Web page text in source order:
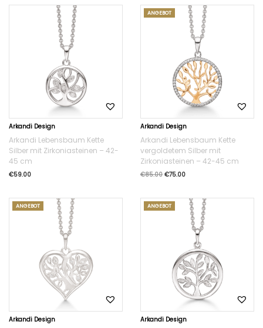
Arkandi Design
Arkandi Lebensbaum Kette
Silber mit Zirkoniasteinen – 42-
45 cm
€59.00
ANGEBOT
Arkandi Design
Arkandi Lebensbaum Kette
vergoldetem Silber mit
Zirkoniasteinen – 42-45 cm
€85.00 €75.00
ANGEBOT
Arkandi Design
ANGEBOT
Arkandi Design